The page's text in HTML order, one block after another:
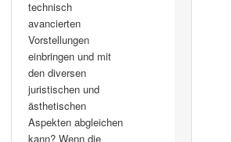
technisch
avancierten
Vorstellungen
einbringen und mit
den diversen
juristischen und
ästhetischen
Aspekten abgleichen
kann? Wenn die